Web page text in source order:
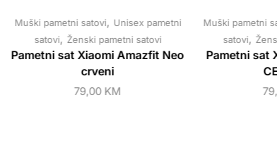
Muški pametni satovi, Unisex pametni
satovi, Ženski pametni satovi
Pametni sat Xiaomi Amazfit Neo
crveni
79,00 KM
Muški pametni
satovi,
Pametni sat